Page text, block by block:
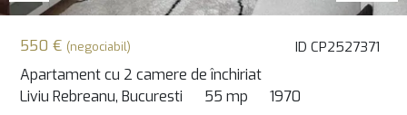
ID CP2527371
550 € (negociabil)
Apartament cu 2 camere de închiriat
Liviu Rebreanu, Bucuresti
55 mp 1970